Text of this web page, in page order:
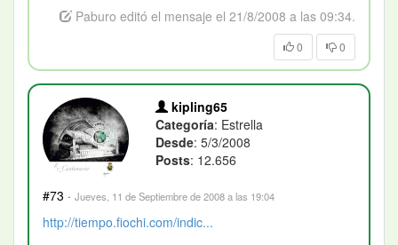
Paburo editó el mensaje el 21/8/2008 a las 09:34.
0 0
kipling65
Categoría: Estrella
Desde: 5/3/2008
Posts: 12.656
#73 · Jueves, 11 de Septiembre de 2008 a las 19:04
http://tiempo.fiochi.com/indic...